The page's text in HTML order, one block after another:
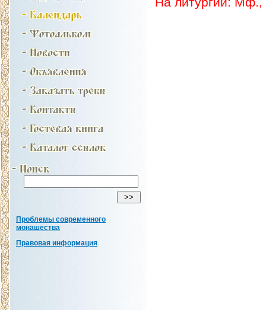
Проблемы современного
монашества
Правовая информация